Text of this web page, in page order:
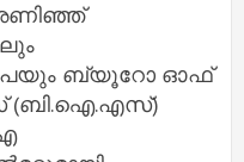
അണിഞ്ഞ്
രൂപയും ബ്യൂറോ ഓഫ്
(ബി.ഐ.എസ്)